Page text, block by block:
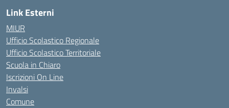
Link Esterni
MIUR
Ufficio Scolastico Regionale
Ufficio Scolastico Territoriale
Scuola in Chiaro
Iscrizioni On Line
Invalsi
Comune